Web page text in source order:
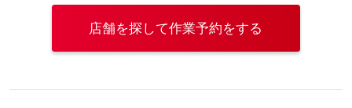
店舗を探して作業予約をする